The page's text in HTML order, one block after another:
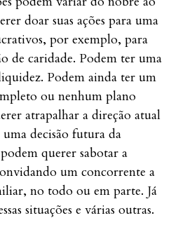
doar suas ações para uma
por exemplo, para
de caridade. Podem ter uma
Podem ainda ter um
ou nenhum plano
atrapalhar a direção atual
decisão futura da
querer sabotar a
um concorrente a
no todo ou em parte. Já
situações e várias outras.